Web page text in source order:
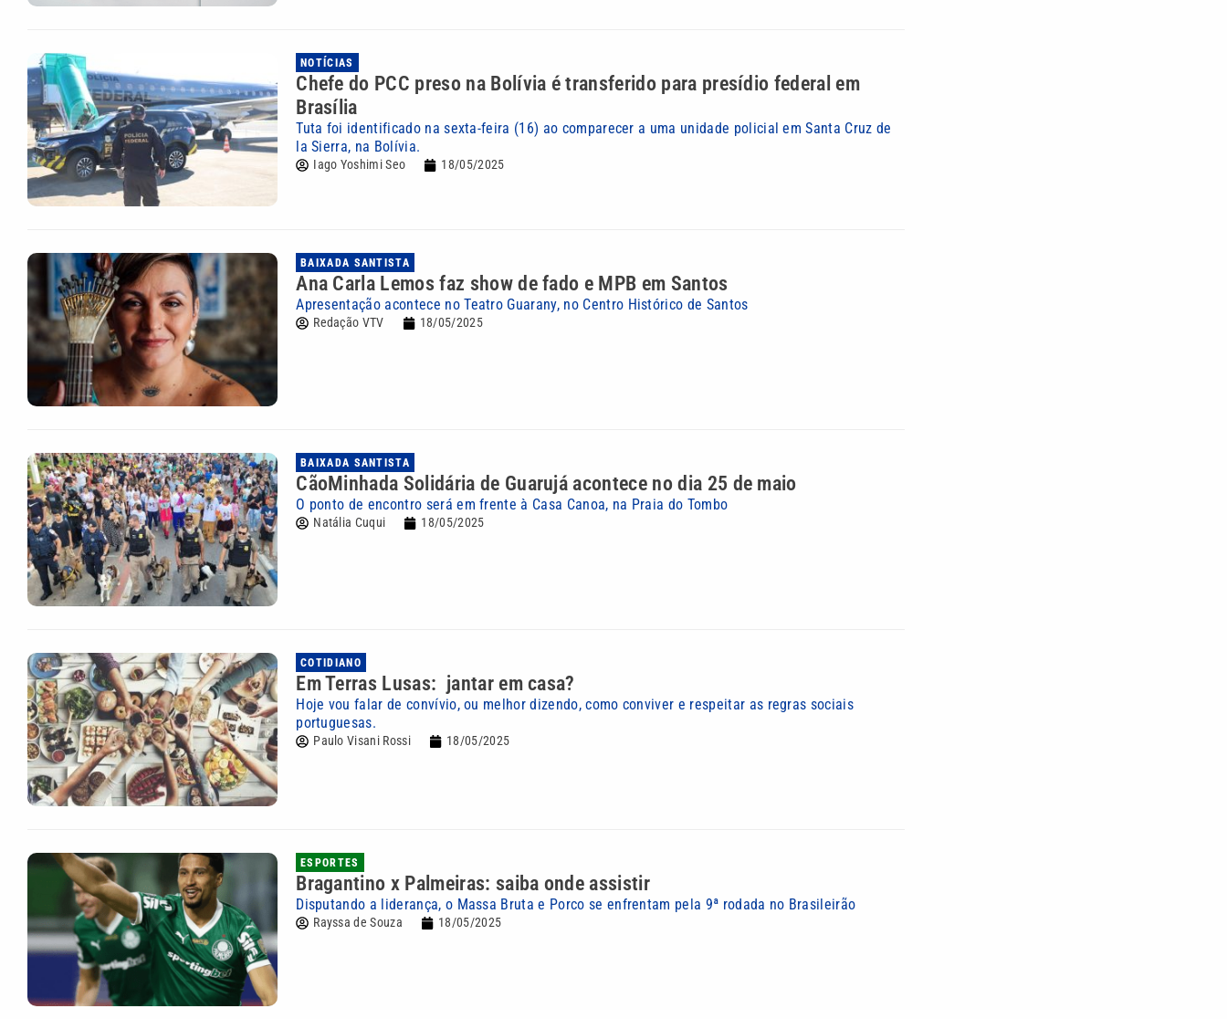
NOTÍCIAS
Chefe do PCC preso na Bolívia é transferido para presídio federal em
Brasília
Tuta foi identificado na sexta-feira (16) ao comparecer a uma unidade policial em Santa Cruz de
la Sierra, na Bolívia.
Iago Yoshimi Seo 18/05/2025
BAIXADA SANTISTA
Ana Carla Lemos faz show de fado e MPB em Santos
Apresentação acontece no Teatro Guarany, no Centro Histórico de Santos
Redação VTV 18/05/2025
BAIXADA SANTISTA
CãoMinhada Solidária de Guarujá acontece no dia 25 de maio
O ponto de encontro será em frente à Casa Canoa, na Praia do Tombo
Natália Cuqui 18/05/2025
COTIDIANO
Em Terras Lusas: jantar em casa?
Hoje vou falar de convívio, ou melhor dizendo, como conviver e respeitar as regras sociais
portuguesas.
Paulo Visani Rossi 18/05/2025
ESPORTES
Bragantino x Palmeiras: saiba onde assistir
Disputando a liderança, o Massa Bruta e Porco se enfrentam pela 9ª rodada no Brasileirão
Rayssa de Souza 18/05/2025